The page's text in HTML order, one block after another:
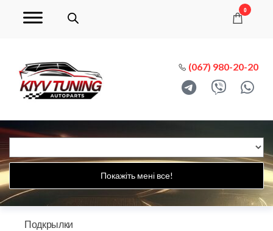
0
(067) 980-20-20
Покажіть мені все!
Подкрылки